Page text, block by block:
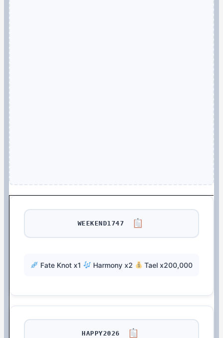
WEEKEND1747
Fate Knot x1 Harmony x2 Tael x200,000
HAPPY2026